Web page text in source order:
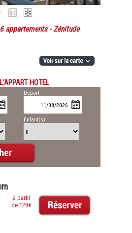
appartements- Zénitude
HOTEL
Départ
Enfant(s)
à partir
de 128€